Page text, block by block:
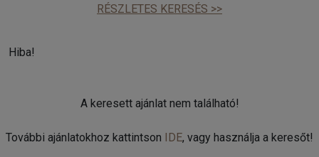
RÉSZLETES KERESÉS >>
Hiba!
A keresett ajánlat nem található!
További ajánlatokhoz kattintson IDE, vagy használja a keresőt!